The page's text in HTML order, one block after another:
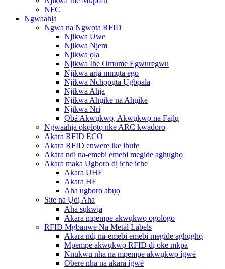
NFC
Ngwaahịa
Ngwa na Ngwọta RFID
Njikwa Uwe
Njikwa Njem
Njikwa ọla
Njikwa Ihe Omume Egwuregwu
Njikwa arịa mmụta ego
Njikwa Nchọpụta Ụgbọala
Njikwa Ahịa
Njikwa Ahụike na Ahụike
Njikwa Nri
Ọbá Akwụkwọ, Akwụkwọ na Faịlụ
Ngwaahịa ọkọlọtọ nke ARC kwadoro
Akara RFID ECO
Akara RFID enwere ike ibufe
Akara ndị na-emebi emebi megide aghụghọ
Akara maka Ugboro dị iche iche
Akara UHF
Akara HF
Aha ugboro abụọ
Site na Ụdị Aha
Aha sụkwịa
Akara mpempe akwụkwọ ogologo
RFID Mgbanwe Na Metal Labels
Akara ndị na-emebi emebi megide aghụghọ
Mpempe akwụkwọ RFID dị oke mkpa
Nnukwu nha na mpempe akwụkwọ ígwè
Obere nha na akara ígwè